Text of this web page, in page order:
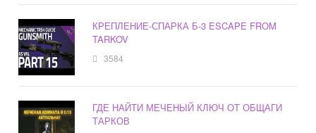
КРЕПЛЕНИЕ-СПАРКА Б-3 ESCAPE FROM
TARKOV
3584
ГДЕ НАЙТИ МЕЧЕНЫЙ КЛЮЧ ОТ ОБЩАГИ
ТАРКОВ